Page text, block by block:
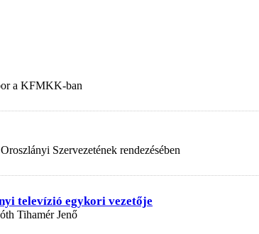
a KFMKK-ban
Szervezetének rendezésében
televízió egykori vezetője
Tihamér Jenő